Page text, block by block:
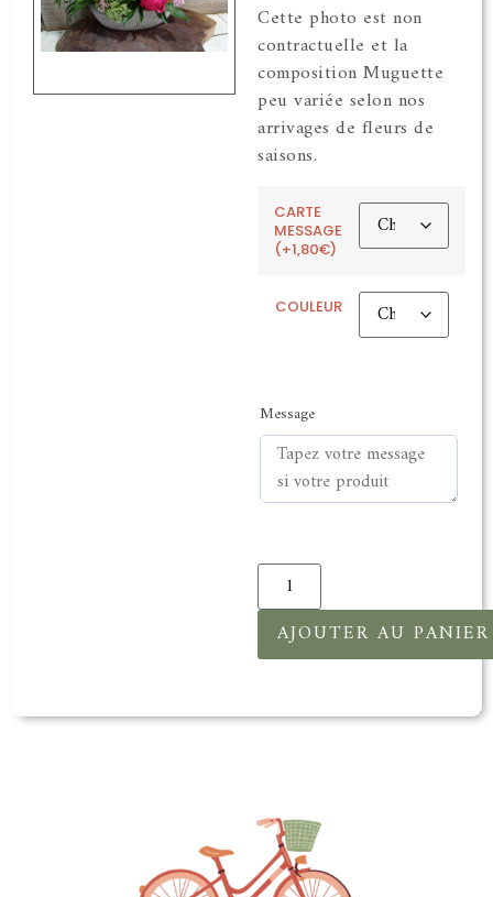
Cette photo est non
contractuelle et la
composition Muguette
peu variée selon nos
arrivages de fleurs de
saisons.
CARTE
MESSAGE
(+1,80€)
COULEUR
Message
AJOUTER AU PANIER